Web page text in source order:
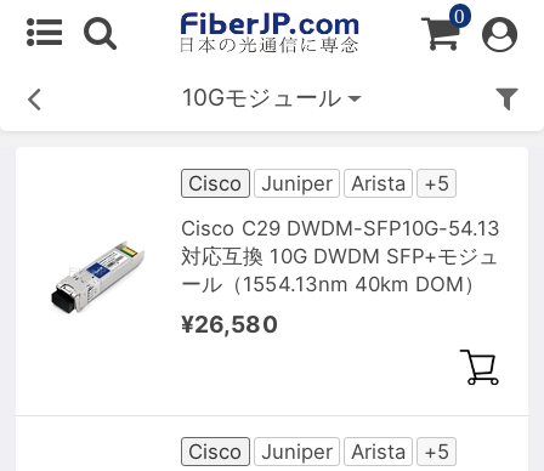
0
10Gモジュール
Cisco Juniper Arista
+5
Cisco C29 DWDM-SFP10G-54.13
対応互換 10G DWDM SFP+モジュ
ール（1554.13nm 40km DOM）
¥26,580
Cisco Juniper Arista
+5